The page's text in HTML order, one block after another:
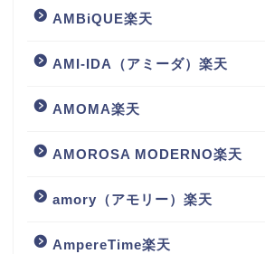
AMBiQUE楽天
AMI-IDA（アミーダ）楽天
AMOMA楽天
AMOROSA MODERNO楽天
amory（アモリー）楽天
AmpereTime楽天